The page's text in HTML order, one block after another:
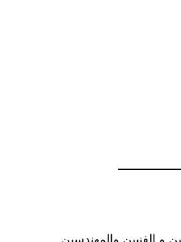
و الفنيين والمهندسين